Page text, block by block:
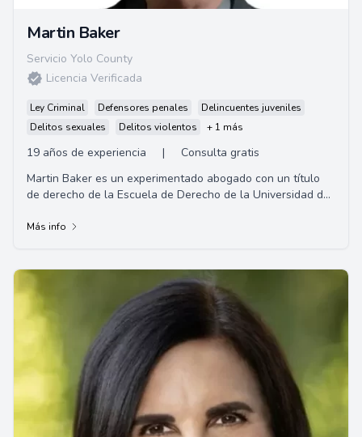
Martin Baker
Servicio Yolo County
Licencia Verificada
Ley Criminal Defensores penales
Delincuentes juveniles
Delitos sexuales
Delitos violentos + 1 más
19 años de experiencia |
Consulta gratis
Martin Baker es un experimentado abogado con un título
de derecho de la Escuela de Derecho de la Universidad de
Más info